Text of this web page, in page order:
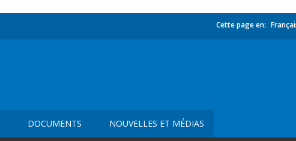
Cette page en:
DOCUMENTS NOUVELLES ET MÉDIAS